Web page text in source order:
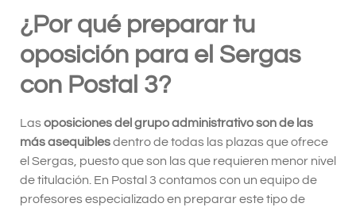
¿Por qué preparar tu
oposición para el Sergas
con Postal 3?
Lasoposiciones del grupo administrativo son de las
más asequiblesdentro de todas las plazas que ofrece
el Sergas, puesto que son las que requieren menor nivel
de titulación. En Postal 3 contamos con un equipo de
profesores especializado en preparar este tipo de